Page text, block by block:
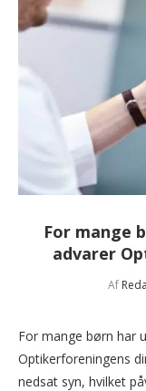
For mange
advarer
Af
For mange børn har
Optikerforeningens
nedsat syn, hvilket